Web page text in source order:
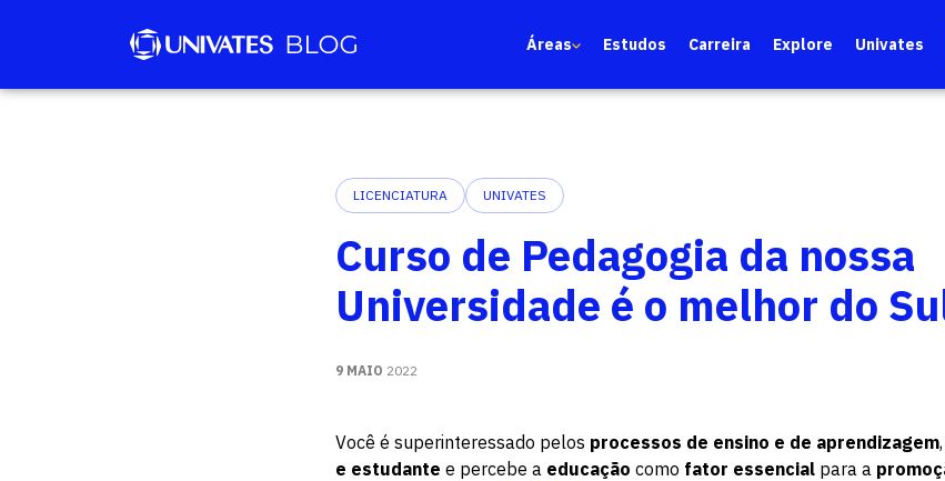
Áreas Estudos Carreira Explore Univates
LICENCIATURA UNIVATES
Curso de Pedagogia da nossa
Universidade é o melhor do
9 MAIO 2022
Você é superinteressado pelos processos de ensino e de aprendizagem
e estudante e percebe a educação como fator essencial para a